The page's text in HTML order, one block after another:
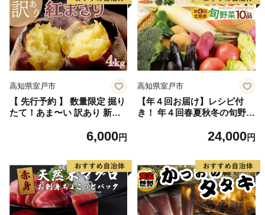
高知県室戸市
【 先行予約 】 数量限定 掘り
たて！あま〜い 訳あり 新さ
つま芋 野菜 サツマイモ 甘い
6,000円
高知県室戸市
【年４回お届け】レシピ付
き！ 年４回春夏秋冬の旬野菜
24,000円